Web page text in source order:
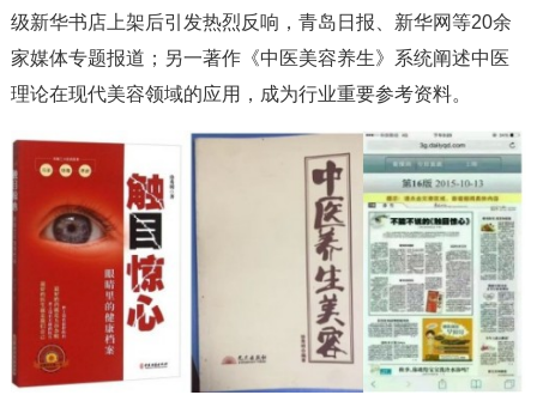
级新华书店上架后引发热烈反响，青岛日报、新华网等20余
家媒体专题报道；另一著作《中医美容养生》系统阐述中医
理论在现代美容领域的应用，成为行业重要参考资料。